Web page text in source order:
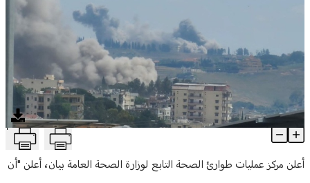
ثقافة ومجتمع
منوعات
ابحث
"الصحّة": 3468 شهيدًا منذ 2 آذار T
Article Content
أعلن مركز عمليات طوارئ الصحة التابع لوزارة الصحة العامة بيان، أعلن "أن